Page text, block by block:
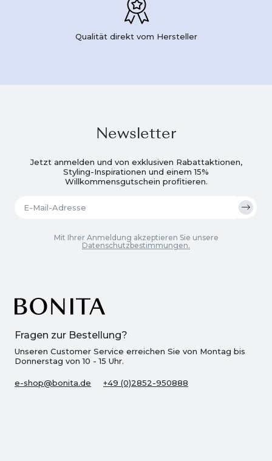
Qualität direkt vom Hersteller
Fragen zur Bestellung?
Unseren Customer Service erreichen Sie von Montag bis
Donnerstag von 10 - 15 Uhr.
e-shop@bonita.de +49 (0)2852-950888
Newsletter
Jetzt anmelden und von exklusiven Rabattaktionen,
Styling-Inspirationen und einem 15%
Willkommensgutschein profitieren.
Mit Ihrer Anmeldung akzeptieren Sie unsere
Datenschutzbestimmungen.